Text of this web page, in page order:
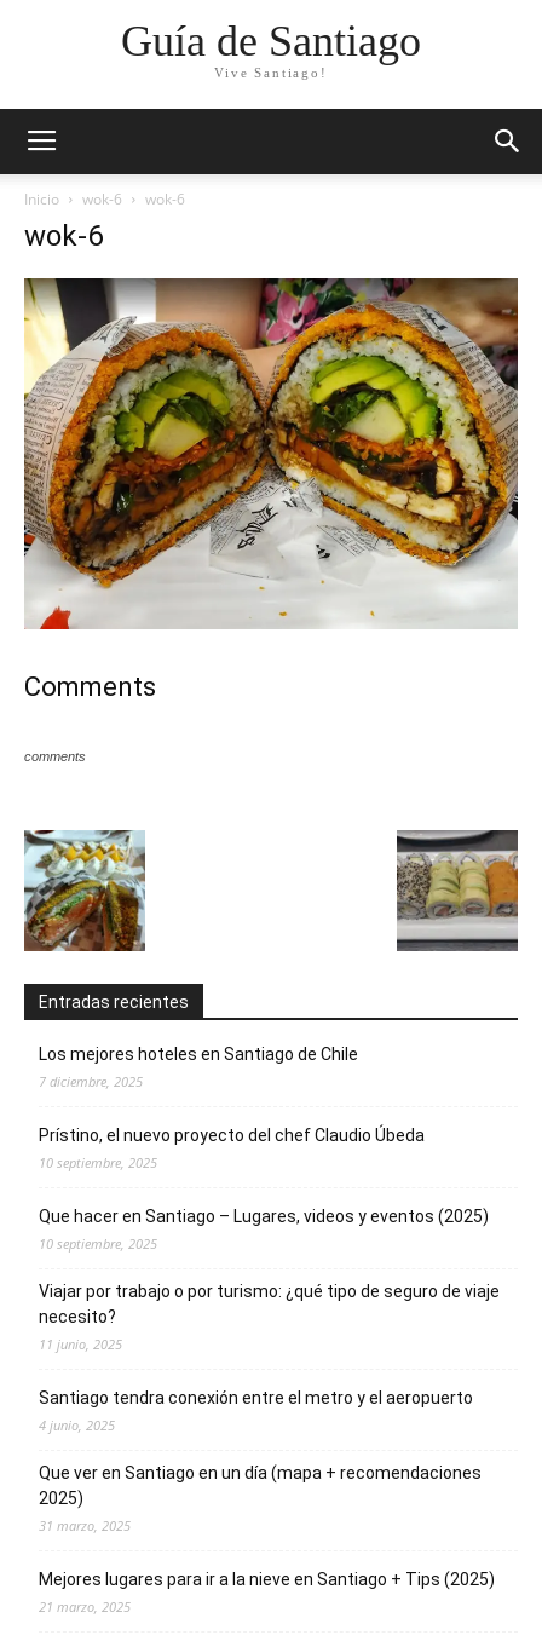
Guía de Santiago
Vive Santiago!
Inicio wok-6 wok-6
wok-6
Comments
comments
Entradas recientes
Los mejores hoteles en Santiago de Chile
7 diciembre, 2025
Prístino, el nuevo proyecto del chef Claudio Úbeda
10 septiembre, 2025
Que hacer en Santiago – Lugares, videos y eventos (2025)
10 septiembre, 2025
Viajar por trabajo o por turismo: ¿qué tipo de seguro de viaje
necesito?
11 junio, 2025
Santiago tendra conexión entre el metro y el aeropuerto
4 junio, 2025
Que ver en Santiago en un día (mapa + recomendaciones
2025)
31 marzo, 2025
Mejores lugares para ir a la nieve en Santiago + Tips (2025)
21 marzo, 2025